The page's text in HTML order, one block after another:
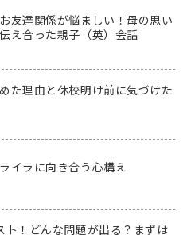
友達関係が悩ましい！母の思い
え合った親子（英）会話
た理由と休校明け前に気づけた
イラに向き合う心構え
ト！どんな問題が出る？まずは